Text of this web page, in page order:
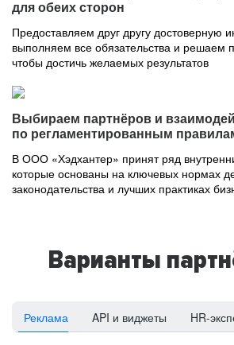
для обеих сторон
Предоставляем друг другу достоверную
выполняем все обязательства и решаем
чтобы достичь желаемых результатов
Выбираем партнёров и
по регламентированным
В ООО «Хэдхантер» принят ряд
которые основаны на ключевых нормах
законодательства и лучших практиках
Варианты
Реклама API и виджеты HR-